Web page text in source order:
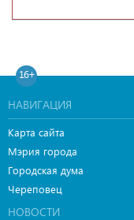
16+
НАВИГАЦИЯ
Карта сайта
Мэрия города
Городская дума
Череповец
НОВОСТИ